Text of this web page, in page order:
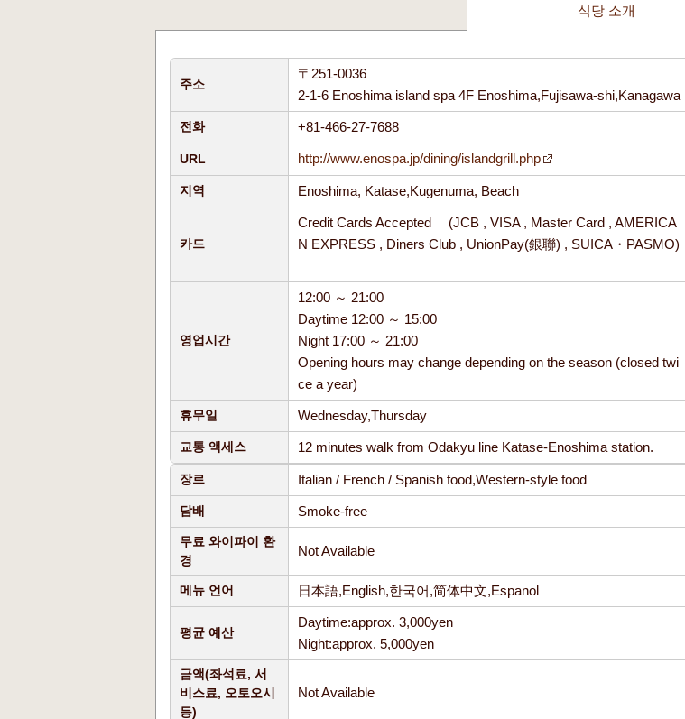
식당 소개
주소
〒251-0036
2-1-6 Enoshima island spa 4F Enoshima,Fujisawa-shi,Kanagawa
전화 +81-466-27-7688
URL http://www.enospa.jp/dining/islandgrill.php
지역 Enoshima, Katase,Kugenuma, Beach
카드
Credit Cards Accepted (JCB , VISA , Master Card , AMERICA
N EXPRESS , Diners Club , UnionPay(銀聯) , SUICA・PASMO)
영업시간
12:00 ～ 21:00
Daytime 12:00 ～ 15:00
Night 17:00 ～ 21:00
Opening hours may change depending on the season (closed twi
ce a year)
휴무일 Wednesday,Thursday
교통 액세스 12 minutes walk from Odakyu line Katase-Enoshima station.
장르 Italian / French / Spanish food,Western-style food
담배 Smoke-free
무료 와이파이 환
경
Not Available
메뉴 언어 日本語,English,한국어,简体中文,Espanol
평균 예산
Daytime:approx. 3,000yen
Night:approx. 5,000yen
금액(좌석료, 서
비스료, 오토오시
등)
Not Available